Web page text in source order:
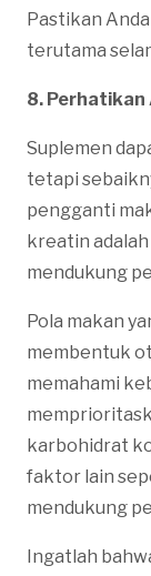
Pastikan
terutama
8. Perhatikan
Suplemen
tetapi
pengganti
kreatin
mendukung
Pola makan
membentuk
memahami
karbohidrat
faktor lain
mendukung
Ingatlah